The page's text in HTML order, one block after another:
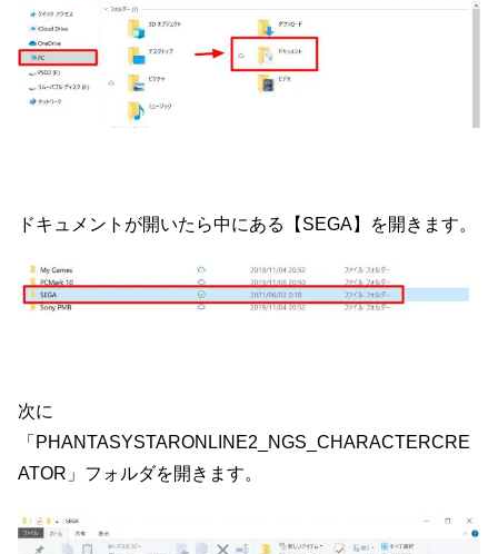
ドキュメントが開いたら中にある【SEGA】を開きます。
次に
「PHANTASYSTARONLINE2_NGS_CHARACTERCRE
ATOR」フォルダを開きます。